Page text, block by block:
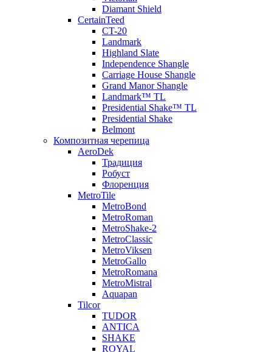
Diamant Shield
CertainTeed
CT-20
Landmark
Highland Slate
Independence Shangle
Carriage House Shangle
Grand Manor Shangle
Landmark™ TL
Presidential Shake™ TL
Presidential Shake
Belmont
Композитная черепица
AeroDek
Традиция
Робуст
Флоренция
MetroTile
MetroBond
MetroRoman
MetroShake-2
MetroClassic
MetroViksen
MetroGallo
MetroRomana
MetroMistral
Aquapan
Tilcor
TUDOR
ANTICA
SHAKE
ROYAL